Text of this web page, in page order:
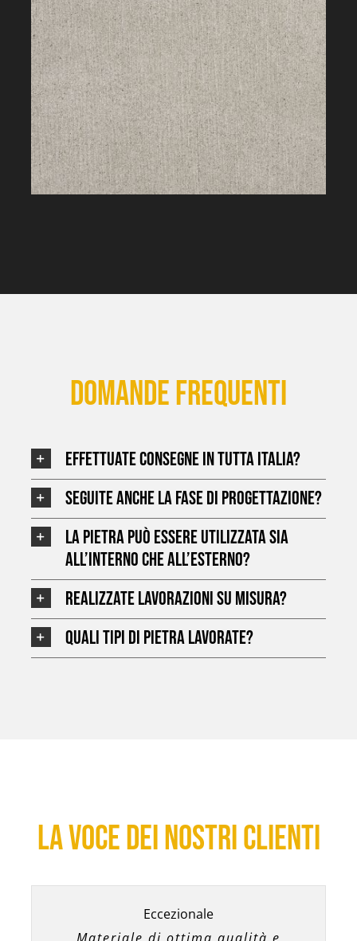
Domande frequenti
Effettuate consegne in tutta Italia?
Seguite anche la fase di progettazione?
La pietra può essere utilizzata sia
all’interno che all’esterno?
Realizzate lavorazioni su misura?
Quali tipi di pietra lavorate?
La voce dei nostri clienti
Eccezionale
Risultato perfetto
Qualità e precisione
Servizio impeccabile